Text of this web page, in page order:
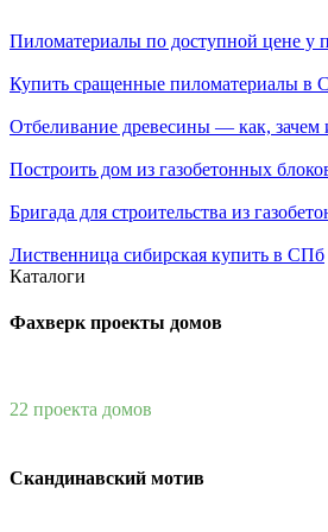
Пиломатериалы по доступной цене у
Купить сращенные пиломатериалы в
Отбеливание древесины — как, зачем
Построить дом из газобетонных
Бригада для строительства из
Лиственница сибирская купить в СПб
Каталоги
Фахверк проекты домов
22 проекта домов
Скандинавский мотив